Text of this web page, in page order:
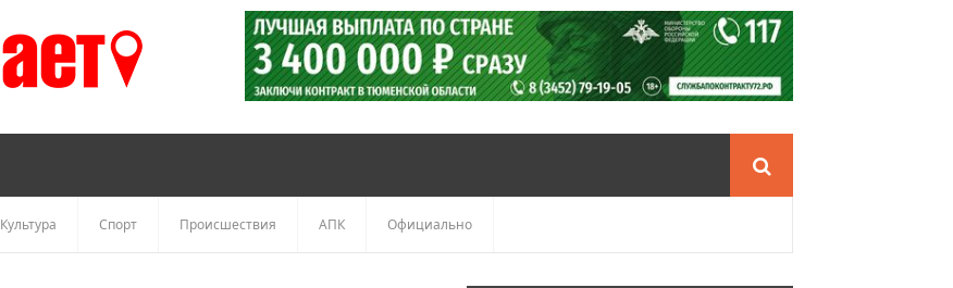
Культура Спорт Происшествия АПК Официально